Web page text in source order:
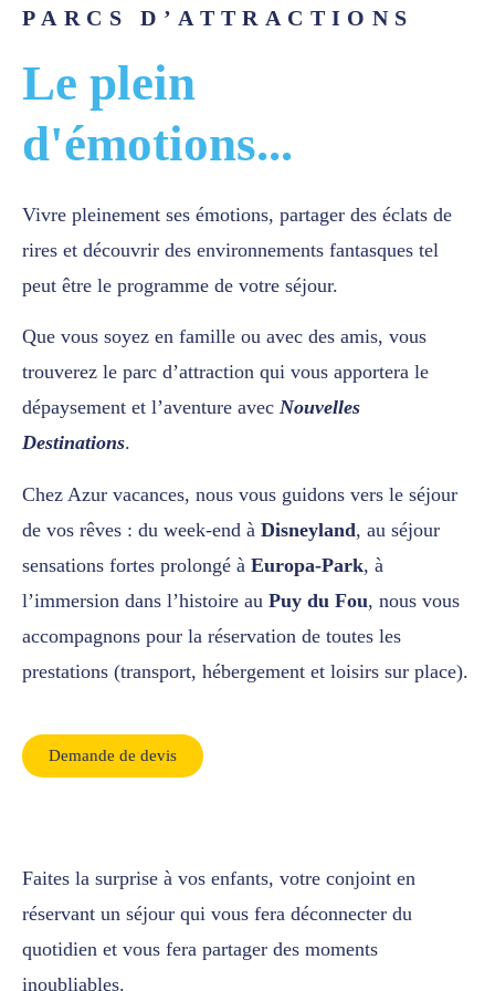
PARCS D’ATTRACTIONS
Le plein
d'émotions...
Vivre pleinement ses émotions, partager des éclats de
rires et découvrir des environnements fantasques tel
peut être le programme de votre séjour.
Que vous soyez en famille ou avec des amis, vous
trouverez le parc d’attraction qui vous apportera le
dépaysement et l’aventure avec Nouvelles
Destinations.
Chez Azur vacances, nous vous guidons vers le séjour
de vos rêves : du week-end à Disneyland, au séjour
sensations fortes prolongé à Europa-Park, à
l’immersion dans l’histoire au Puy du Fou, nous vous
accompagnons pour la réservation de toutes les
prestations (transport, hébergement et loisirs sur place).
Demande de devis
Faites la surprise à vos enfants, votre conjoint en
réservant un séjour qui vous fera déconnecter du
quotidien et vous fera partager des moments
inoubliables.